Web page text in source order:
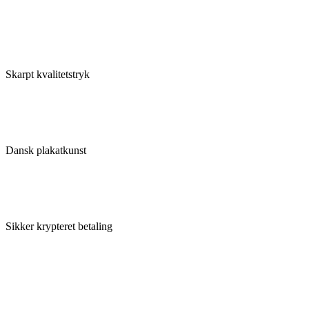
Skarpt kvalitetstryk
Dansk plakatkunst
Sikker krypteret betaling